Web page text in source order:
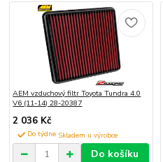
AEM vzduchový filtr Toyota Tundra 4.0
V6 (11-14) 28-20387
2 036 Kč
Do týdne
Do košíku